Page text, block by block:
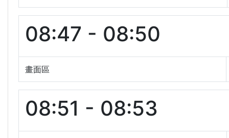
08:47 - 08:50
畫面區
08:51 - 08:53